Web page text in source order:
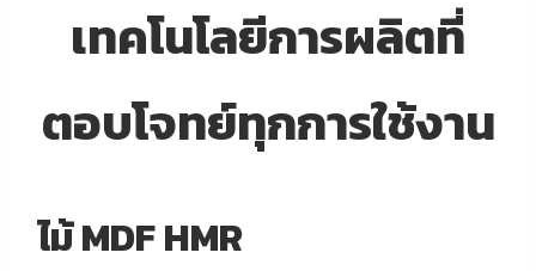
เทคโนโลยีการผลิตที่
ตอบโจทย์ทุกการใช้งาน
ไม้ MDF HMR